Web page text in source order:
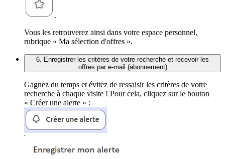
.
Vous les retrouverez ainsi dans votre espace personnel,
rubrique « Ma sélection d'offres ».
6. Enregistrer les critères de votre recherche et recevoir les
offres par e-mail (abonnement)
Gagnez du temps et évitez de ressaisir les critères de votre
recherche à chaque visite ! Pour cela, cliquez sur le bouton
« Créer une alerte » :